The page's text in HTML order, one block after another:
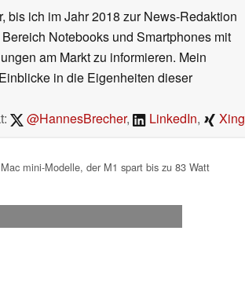
bis ich im Jahr 2018 zur News-Redaktion
Notebooks und Smartphones mit
am Markt zu informieren. Mein
in die Eigenheiten dieser
@HannesBrecher, LinkedIn, Xing
mini-Modelle, der M1 spart bis zu 83 Watt